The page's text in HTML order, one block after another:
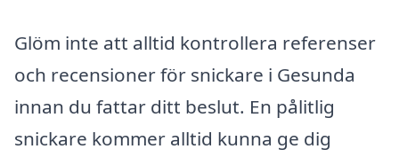
Glöm inte att alltid kontrollera referenser
och recensioner för snickare i Gesunda
innan du fattar ditt beslut. En pålitlig
snickare kommer alltid kunna ge dig